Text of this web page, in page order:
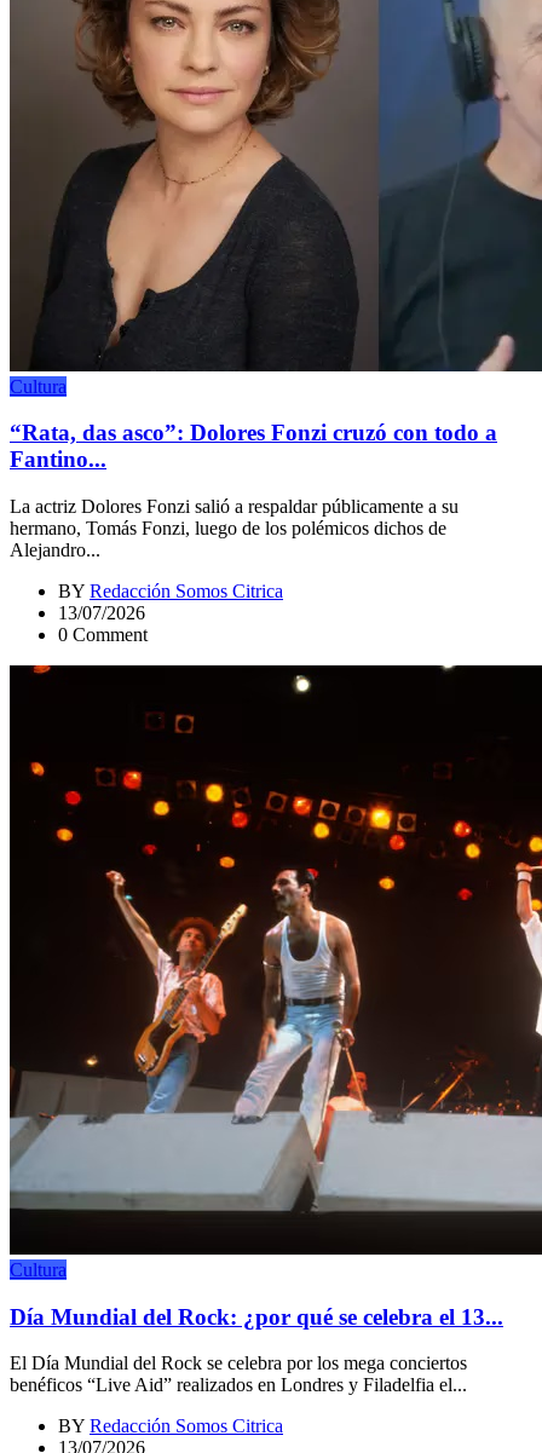
Cultura
“Rata, das asco”: Dolores Fonzi cruzó con todo a
Fantino...
La actriz Dolores Fonzi salió a respaldar públicamente a su
hermano, Tomás Fonzi, luego de los polémicos dichos de
Alejandro...
BY Redacción Somos Citrica
13/07/2026
0 Comment
Cultura
Día Mundial del Rock: ¿por qué se celebra el 13...
El Día Mundial del Rock se celebra por los mega conciertos
benéficos “Live Aid” realizados en Londres y Filadelfia el...
BY Redacción Somos Citrica
13/07/2026